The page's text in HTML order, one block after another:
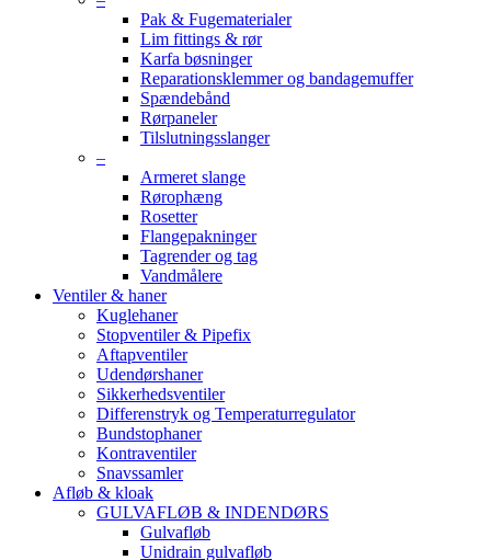
Pak & Fugematerialer
Lim fittings & rør
Karfa bøsninger
Reparationsklemmer og bandagemuffer
Spændebånd
Rørpaneler
Tilslutningsslanger
–
Armeret slange
Rørophæng
Rosetter
Flangepakninger
Tagrender og tag
Vandmålere
Ventiler & haner
Kuglehaner
Stopventiler & Pipefix
Aftapventiler
Udendørshaner
Sikkerhedsventiler
Differenstryk og Temperaturregulator
Bundstophaner
Kontraventiler
Snavssamler
Afløb & kloak
GULVAFLØB & INDENDØRS
Gulvafløb
Unidrain gulvafløb